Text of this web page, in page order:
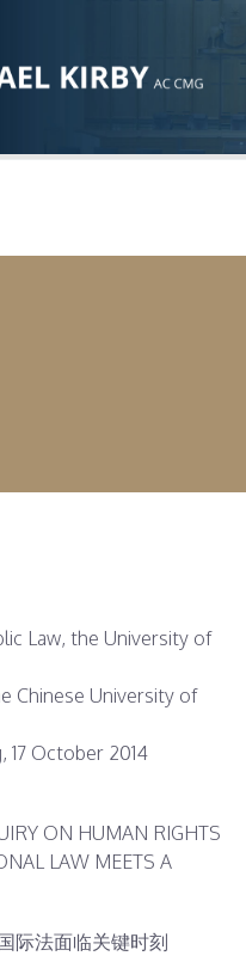
Law, the University of
Chinese University of
17 October 2014
ON HUMAN RIGHTS
LAW MEETS A
际法面临关键时刻